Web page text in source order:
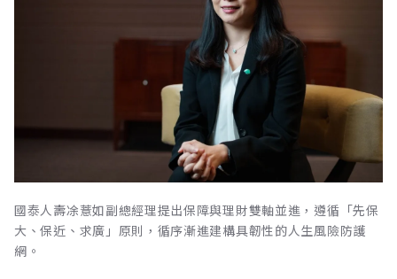
國泰人壽凃薏如副總經理提出保障與理財雙軸並進，遵循「先保
大、保近、求廣」原則，循序漸進建構具韌性的人生風險防護
網。